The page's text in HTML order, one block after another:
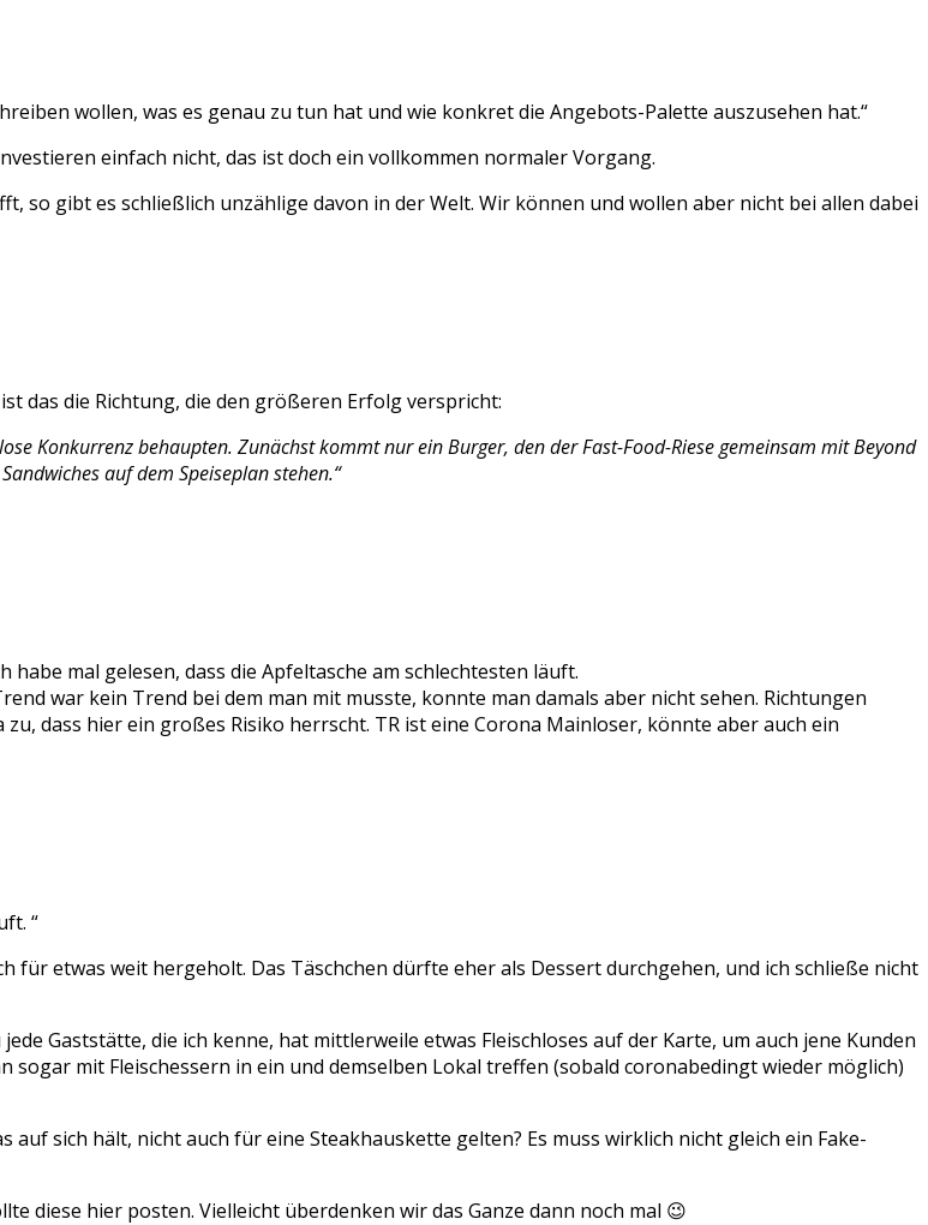
wollen, was es genau zu tun hat und wie konkret die Angebots-Palette auszusehen hat.“
einfach nicht, das ist doch ein vollkommen normaler Vorgang.
so gibt es schließlich unzählige davon in der Welt. Wir können und wollen aber nicht bei allen dabei
das die Richtung, die den größeren Erfolg verspricht:
Konkurrenz behaupten. Zunächst kommt nur ein Burger, den der Fast-Food-Riese gemeinsam mit Beyond
auf dem Speiseplan stehen.“
mal gelesen, dass die Apfeltasche am schlechtesten läuft.
war kein Trend bei dem man mit musste, konnte man damals aber nicht sehen. Richtungen
dass hier ein großes Risiko herrscht. TR ist eine Corona Mainloser, könnte aber auch ein
“
für etwas weit hergeholt. Das Täschchen dürfte eher als Dessert durchgehen, und ich schließe nicht
Gaststätte, die ich kenne, hat mittlerweile etwas Fleischloses auf der Karte, um auch jene Kunden
sogar mit Fleischessern in ein und demselben Lokal treffen (sobald coronabedingt wieder möglich)
sich hält, nicht auch für eine Steakhauskette gelten? Es muss wirklich nicht gleich ein Fake-
diese hier posten. Vielleicht überdenken wir das Ganze dann noch mal 😉